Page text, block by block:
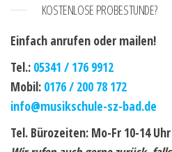
KOSTENLOSE PROBESTUNDE?
Einfach anrufen oder mailen!
Tel.: 05341 / 176 9912
Mobil: 0176 / 200 78 172
info@musikschule-sz-bad.de
Tel. Bürozeiten: Mo-Fr 10-14 Uhr